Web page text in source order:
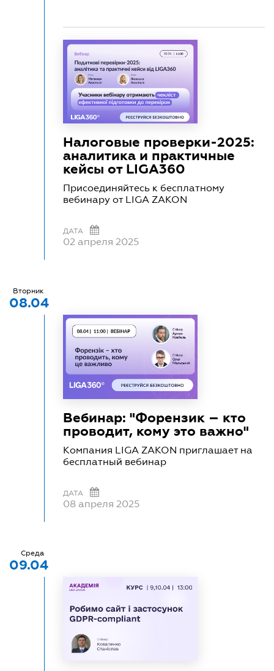
Налоговые проверки-2025:
аналитика и практичные
кейсы от LIGA360
Присоединяйтесь к бесплатному
вебинару от LIGA ZAKON
ДАТА
02 апреля 2025
Вторник
08.04
Вебинар: "Форензик – кто
проводит, кому это важно"
Компания LIGA ZAKON приглашает на
бесплатный вебинар
ДАТА
08 апреля 2025
Среда
09.04